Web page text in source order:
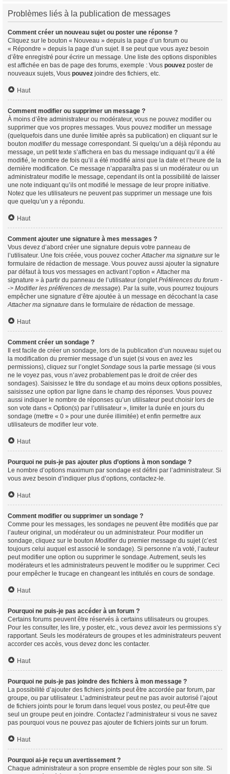
Problèmes liés à la publication de messages
Comment créer un nouveau sujet ou poster une réponse ?
Cliquez sur le bouton « Nouveau » depuis la page d’un forum ou
« Répondre » depuis la page d’un sujet. Il se peut que vous ayez besoin
d’être enregistré pour écrire un message. Une liste des options disponibles
est affichée en bas de page des forums, exemple : Vous pouvez poster de
nouveaux sujets, Vous pouvez joindre des fichiers, etc.
Haut
Comment modifier ou supprimer un message ?
À moins d’être administrateur ou modérateur, vous ne pouvez modifier ou
supprimer que vos propres messages. Vous pouvez modifier un message
(quelquefois dans une durée limitée après sa publication) en cliquant sur le
bouton modifierdu message correspondant. Si quelqu’un a déjà répondu au
message, un petit texte s’affichera en bas du message indiquant qu’il a été
modifié, le nombre de fois qu’il a été modifié ainsi que la date et l’heure de la
dernière modification. Ce message n’apparaîtra pas si un modérateur ou un
administrateur modifie le message, cependant ils ont la possibilité de laisser
une note indiquant qu’ils ont modifié le message de leur propre initiative.
Notez que les utilisateurs ne peuvent pas supprimer un message une fois
que quelqu’un y a répondu.
Haut
Comment ajouter une signature à mes messages ?
Vous devez d’abord créer une signature depuis votre panneau de
l’utilisateur. Une fois créée, vous pouvez cocherAttacher ma signature sur le
formulaire de rédaction de message. Vous pouvez aussi ajouter la signature
par défaut à tous vos messages en activant l’option « Attacher ma
signature » à partir du panneau de l’utilisateur (ongletPréférences du forum -
-> Modifier les préférences de message). Par la suite, vous pourrez toujours
empêcher une signature d’être ajoutée à un message en décochant la case
Attacher ma signature dans le formulaire de rédaction de message.
Haut
Comment créer un sondage ?
Il est facile de créer un sondage, lors de la publication d’un nouveau sujet ou
la modification du premier message d’un sujet (si vous en avez les
permissions), cliquez sur l’ongletSondage sous la partie message (si vous
ne le voyez pas, vous n’avez probablement pas le droit de créer des
sondages). Saisissez le titre du sondage et au moins deux options possibles,
saisissez une option par ligne dans le champ des réponses. Vous pouvez
aussi indiquer le nombre de réponses qu’un utilisateur peut choisir lors de
son vote dans « Option(s) par l’utilisateur », limiter la durée en jours du
sondage (mettre « 0 » pour une durée illimitée) et enfin permettre aux
utilisateurs de modifier leur vote.
Haut
Pourquoi ne puis-je pas ajouter plus d’options à mon sondage ?
Le nombre d’options maximum par sondage est défini par l’administrateur. Si
vous avez besoin d’indiquer plus d’options, contactez-le.
Haut
Comment modifier ou supprimer un sondage ?
Comme pour les messages, les sondages ne peuvent être modifiés que par
l’auteur original, un modérateur ou un administrateur. Pour modifier un
sondage, cliquez sur le bouton Modifierdu premier message du sujet (c’est
toujours celui auquel est associé le sondage). Si personne n’a voté, l’auteur
peut modifier une option ou supprimer le sondage. Autrement, seuls les
modérateurs et les administrateurs peuvent le modifier ou le supprimer. Ceci
pour empêcher le trucage en changeant les intitulés en cours de sondage.
Haut
Pourquoi ne puis-je pas accéder à un forum ?
Certains forums peuvent être réservés à certains utilisateurs ou groupes.
Pour les consulter, les lire, y poster, etc., vous devez avoir les permissions s’y
rapportant. Seuls les modérateurs de groupes et les administrateurs peuvent
accorder ces accès, vous devez donc les contacter.
Haut
Pourquoi ne puis-je pas joindre des fichiers à mon message ?
La possibilité d’ajouter des fichiers joints peut être accordée par forum, par
groupe, ou par utilisateur. L’administrateur peut ne pas avoir autorisé l’ajout
de fichiers joints pour le forum dans lequel vous postez, ou peut-être que
seul un groupe peut en joindre. Contactez l’administrateur si vous ne savez
pas pourquoi vous ne pouvez pas ajouter de fichiers joints sur un forum.
Haut
Pourquoi ai-je reçu un avertissement ?
Chaque administrateur a son propre ensemble de règles pour son site. Si